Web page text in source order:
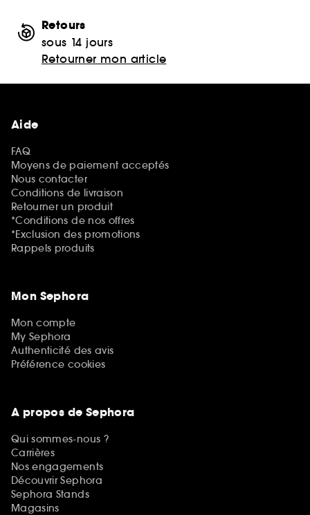
Retours
sous 14 jours
Retourner mon article
Aide
FAQ
Moyens de paiement acceptés
Nous contacter
Conditions de livraison
Retourner un produit
*Conditions de nos offres
*Exclusion des promotions
Rappels produits
Mon Sephora
Mon compte
My Sephora
Authenticité des avis
Préférence cookies
A propos de Sephora
Qui sommes-nous ?
Carrières
Nos engagements
Découvrir Sephora
Sephora Stands
Magasins